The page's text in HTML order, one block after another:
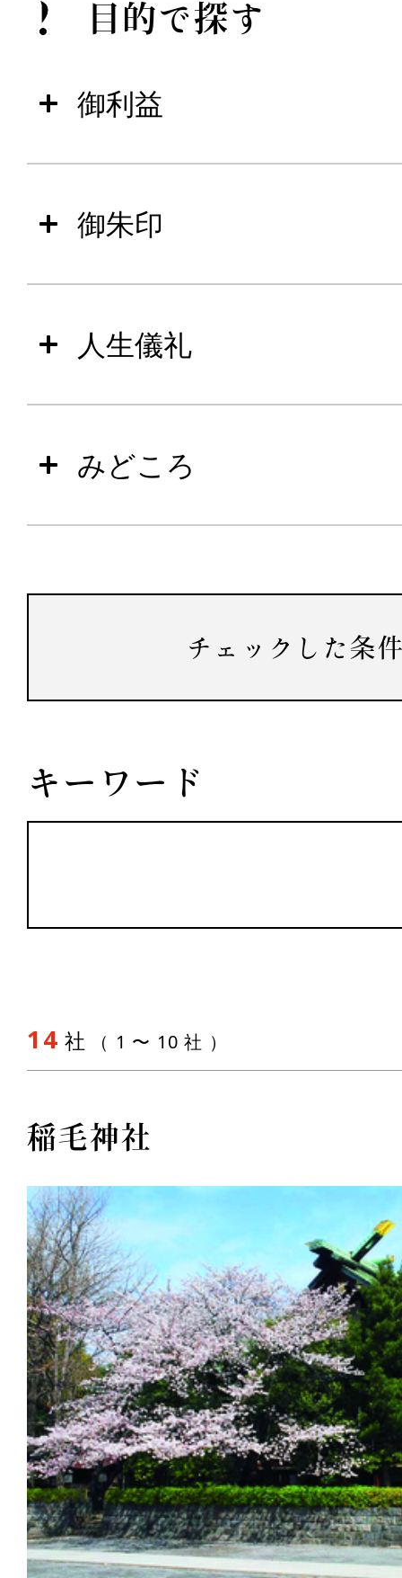
目的で探す
御利益
御朱印
人生儀礼
みどころ
チェックした条
キーワード
14 社 （ 1 〜 10 社 ）
稲毛神社